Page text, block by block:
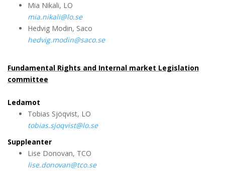
Mia Nikali, LO
mia.nikali@lo.se
Hedvig Modin, Saco
hedvig.modin@saco.se
Fundamental Rights and Internal market Legislation
committee
Ledamot
Tobias Sjöqvist, LO
tobias.sjoqvist@lo.se
Suppleanter
Lise Donovan, TCO
lise.donovan@tco.se